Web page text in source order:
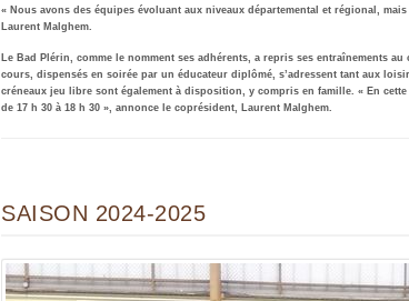
« Nous avons des équipes évoluant aux niveaux départemental et régional,
Laurent Malghem.
Le Bad Plérin, comme le nomment ses adhérents, a repris ses entraînements
cours, dispensés en soirée par un éducateur diplômé, s’adressent tant aux
créneaux jeu libre sont également à disposition, y compris en famille. « En
de 17 h 30 à 18 h 30 », annonce le coprésident, Laurent Malghem.
SAISON 2024-2025